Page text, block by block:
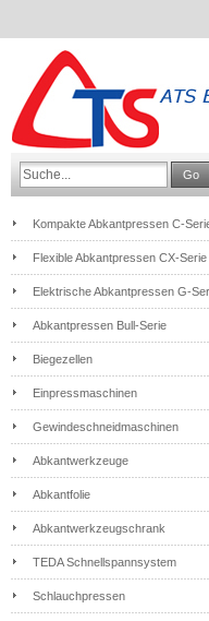
Go
Kompakte Abkantpressen C-
Flexible Abkantpressen CX-Serie
Elektrische Abkantpressen G-
Abkantpressen Bull-Serie
Biegezellen
Einpressmaschinen
Gewindeschneidmaschinen
Abkantwerkzeuge
Abkantfolie
Abkantwerkzeugschrank
TEDA Schnellspannsystem
Schlauchpressen